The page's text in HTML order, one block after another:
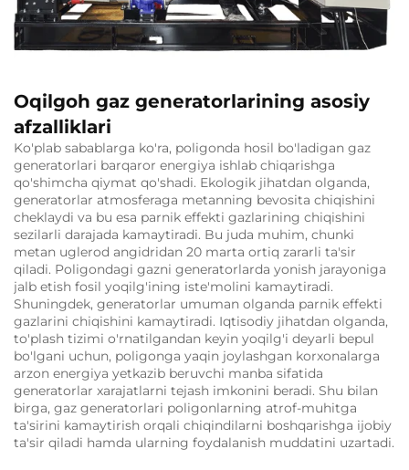
Oqilgoh gaz generatorlarining asosiy
afzalliklari
Ko'plab sabablarga ko'ra, poligonda hosil bo'ladigan gaz
generatorlari barqaror energiya ishlab chiqarishga
qo'shimcha qiymat qo'shadi. Ekologik jihatdan olganda,
generatorlar atmosferaga metanning bevosita chiqishini
cheklaydi va bu esa parnik effekti gazlarining chiqishini
sezilarli darajada kamaytiradi. Bu juda muhim, chunki
metan uglerod angidridan 20 marta ortiq zararli ta'sir
qiladi. Poligondagi gazni generatorlarda yonish jarayoniga
jalb etish fosil yoqilg'ining iste'molini kamaytiradi.
Shuningdek, generatorlar umuman olganda parnik effekti
gazlarini chiqishini kamaytiradi. Iqtisodiy jihatdan olganda,
to'plash tizimi o'rnatilgandan keyin yoqilg'i deyarli bepul
bo'lgani uchun, poligonga yaqin joylashgan korxonalarga
arzon energiya yetkazib beruvchi manba sifatida
generatorlar xarajatlarni tejash imkonini beradi. Shu bilan
birga, gaz generatorlari poligonlarning atrof-muhitga
ta'sirini kamaytirish orqali chiqindilarni boshqarishga ijobiy
ta'sir qiladi hamda ularning foydalanish muddatini uzartadi.